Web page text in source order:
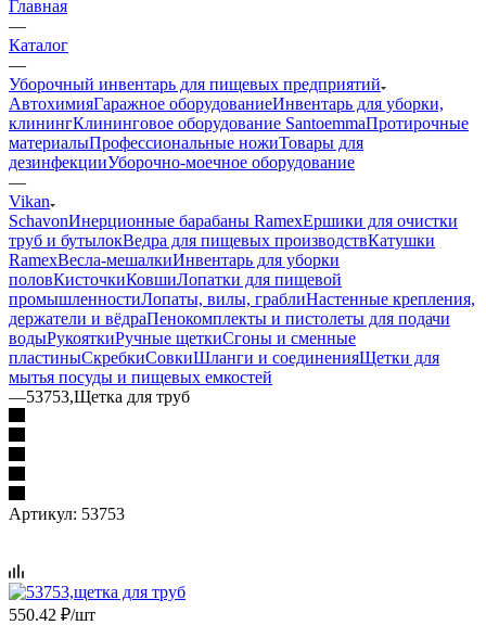
Главная
—
Каталог
—
Уборочный инвентарь для пищевых предприятий
АвтохимияГаражное оборудованиеИнвентарь для уборки,
клинингКлининговое оборудование SantoemmaПротирочные
материалыПрофессиональные ножиТовары для
дезинфекцииУборочно-моечное оборудование
—
Vikan
SchavonИнерционные барабаны RamexЕршики для очистки
труб и бутылокВедра для пищевых производствКатушки
RamexВесла-мешалкиИнвентарь для уборки
половКисточкиКовшиЛопатки для пищевой
промышленностиЛопаты, вилы, граблиНастенные крепления,
держатели и вёдраПенокомплекты и пистолеты для подачи
водыРукояткиРучные щеткиСгоны и сменные
пластиныСкребкиСовкиШланги и соединенияЩетки для
мытья посуды и пищевых емкостей
—53753,Щетка для труб
Артикул: 53753
550.42 ₽/шт